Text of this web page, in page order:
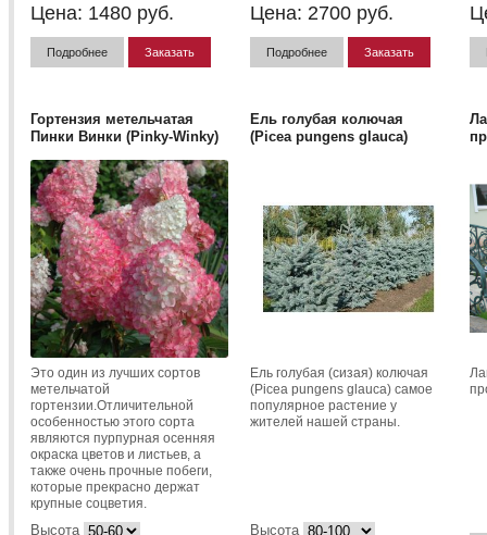
Цена: 1480 руб.
Подробнее Заказать
Цена: 2700 руб.
Подробнее Заказать
Гортензия метельчатая
Пинки Винки (Pinky-Winky)
Это один из лучших сортов
метельчатой
гортензии.Отличительной
особенностью этого сорта
являются пурпурная осенняя
окраска цветов и листьев, а
также очень прочные побеги,
которые прекрасно держат
крупные соцветия.
Высота
Ель голубая колючая
(Picea pungens glauca)
Ель голубая (сизая) колючая
(Picea pungens glauca) самое
популярное растение у
жителей нашей страны.
Высота